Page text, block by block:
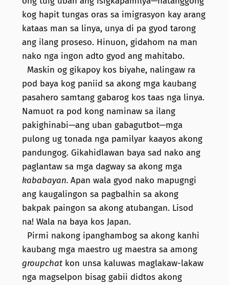
kog hapit tungas oras sa imigrasyon kay arang
kataas man sa linya, unya di pa gyod tarong
ang ilang proseso. Hinuon, gidahom na man
nako nga ingon adto gyod ang mahitabo.
Maskin og gikapoy kos biyahe, nalingaw ra
pod baya kog paniid sa akong mga kaubang
pasahero samtang gabarog kos taas nga linya.
Namuot ra pod kong naminaw sa ilang
pakighinabi—ang uban gabagutbot—mga
pulong ug tonada nga pamilyar kaayos akong
pandungog. Gikahidlawan baya sad nako ang
paglantaw sa mga dagway sa akong mga
kababayan. Apan wala gyod nako mapugngi
ang kaugalingon sa pagbalhin sa akong
bakpak paingon sa akong atubangan. Lisod
na! Wala na baya kos Japan.
Pirmi nakong ipanghambog sa akong kanhi
kaubang mga maestro ug maestra sa among
groupchatkon unsa kaluwas maglakaw-lakaw
nga magselpon bisag gabii didtos akong